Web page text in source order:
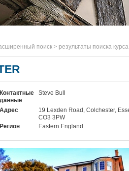
поиск > результаты поиска курса
Контактные
данные
Steve Bull
Адрес
19 Lexden Road, Colchester,
CO3 3PW
Регион
Eastern England